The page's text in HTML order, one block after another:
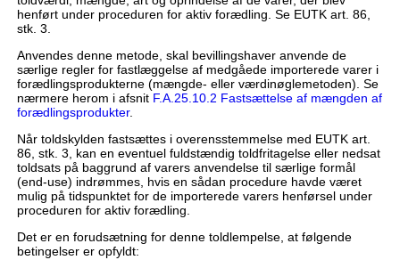
henført under proceduren for aktiv forædling. Se EUTK art. 86,
stk. 3.
Anvendes denne metode, skal bevillingshaver anvende de
særlige regler for fastlæggelse af medgåede importerede varer i
forædlingsprodukterne (mængde- eller værdinøglemetoden). Se
nærmere herom i afsnit F.A.25.10.2 Fastsættelse af mængden af
forædlingsprodukter.
Når toldskylden fastsættes i overensstemmelse med EUTK art.
86, stk. 3, kan en eventuel fuldstændig toldfritagelse eller nedsat
toldsats på baggrund af varers anvendelse til særlige formål
(end-use) indrømmes, hvis en sådan procedure havde været
mulig på tidspunktet for de importerede varers henførsel under
proceduren for aktiv forædling.
Det er en forudsætning for denne toldlempelse, at følgende
betingelser er opfyldt: